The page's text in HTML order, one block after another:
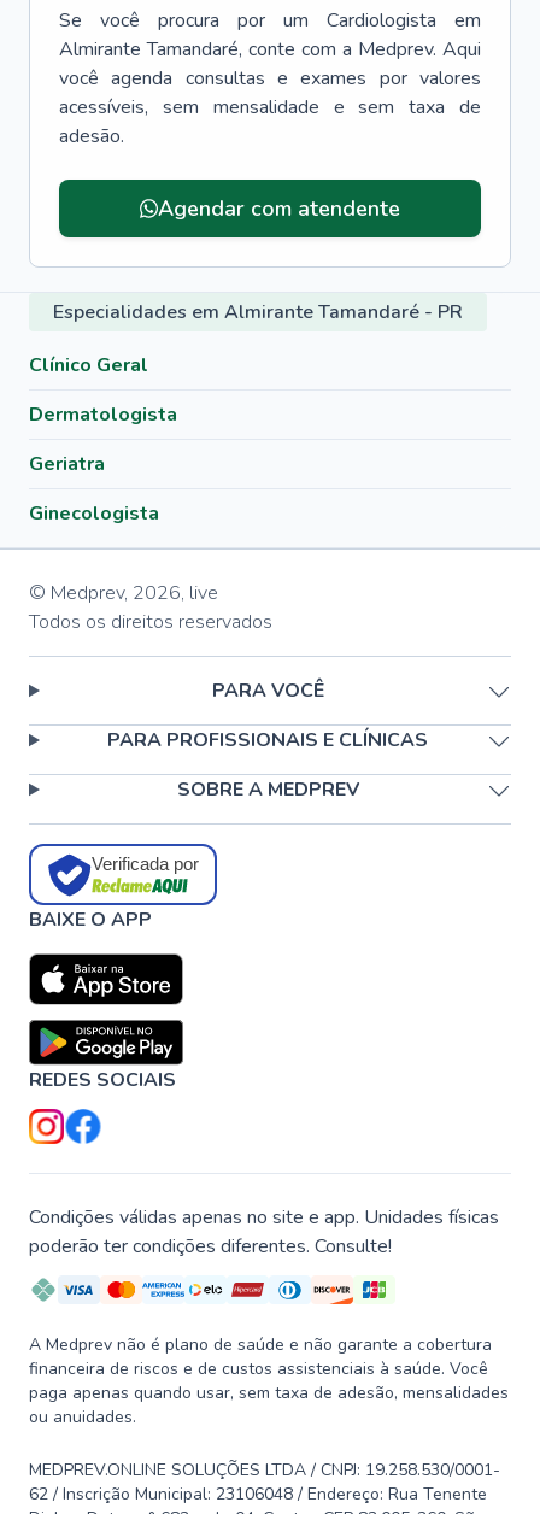
Se você procura por um Cardiologista
em
Almirante Tamandaré, conte com a Medprev. Aqui
você agenda consultas e exames por valores
acessíveis, sem mensalidade e sem taxa de
adesão.
Agendar com atendente
Especialidades em Almirante Tamandaré - PR
Clínico Geral
Dermatologista
Geriatra
Ginecologista
© Medprev, 2026, live
Todos os direitos reservados
PARA VOCÊ
PARA PROFISSIONAIS E CLÍNICAS
SOBRE A MEDPREV
Verificada por
BAIXE O APP
REDES SOCIAIS
Condições válidas apenas no site e app. Unidades físicas
poderão ter condições diferentes. Consulte!
A Medprev não é plano de saúde e não garante a cobertura
financeira de riscos e de custos assistenciais à saúde. Você
paga apenas quando usar, sem taxa de adesão, mensalidades
ou anuidades.
MEDPREV.ONLINE SOLUÇÕES LTDA / CNPJ: 19.258.530/0001-
62 / Inscrição Municipal: 23106048 / Endereço: Rua Tenente